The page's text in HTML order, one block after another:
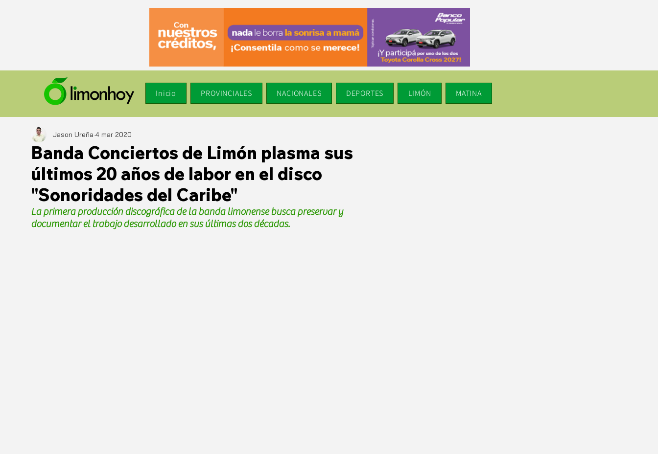
Inicio PROVINCIALES NACIONALES DEPORTES LIMÓN MATINA
Banda Conciertos de Limón plasma sus
últimos 20 años de labor en el disco
"Sonoridades del Caribe"
Jason Ureña 4 mar 2020
La primera producción discográfica de la banda limonense busca preservar y
documentar el trabajo desarrollado en sus últimas dos décadas.